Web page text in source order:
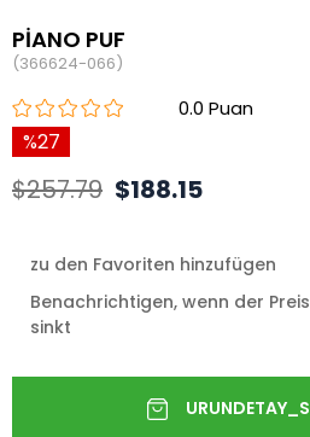
PİANO PUF
(366624-066)
0.0
27
$257.79 $188.15
zu den Favoriten hinzufügen
Benachrichtigen, wenn der Preis
sinkt